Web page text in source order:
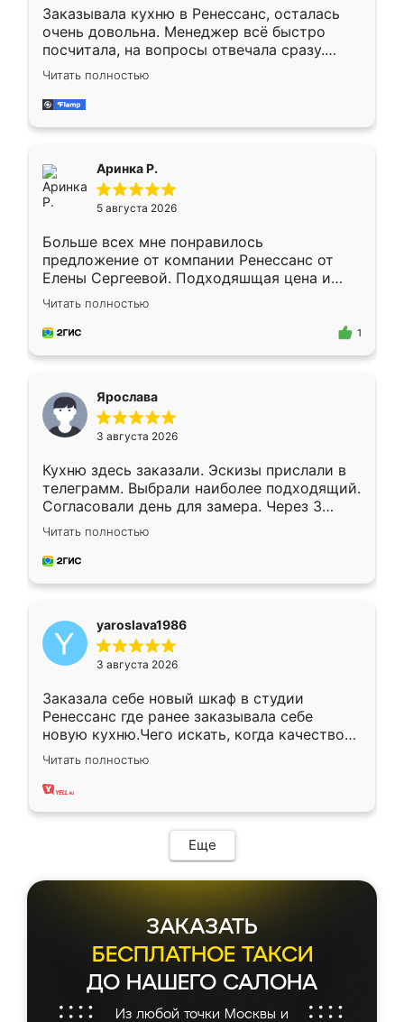
Заказывала кухню в Ренессанс, осталась
очень довольна. Менеджер всё быстро
посчитала, на вопросы отвечала сразу.
Замерщик приехал в субботу, подошёл к
делу со всей ответственностью. Собрали
за день, ребята работали аккуратно, даже
Читать полностью
Аринка Р.
5 августа 2026
Больше всех мне понравилось
предложение от компании Ренессанс от
Елены Сергеевой. Подходяшщая цена и
короткие сроки изготовления. Приехавший
для замера сотрудник Владислав
предложил по моему эскизу самый
Читать полностью
1
Ярослава
3 августа 2026
Кухню здесь заказали. Эскизы прислали в
телеграмм. Выбрали наиболее подходящий.
Согласовали день для замера. Через 3
недели кухня была уже готова. Остались
довольны работой. Спасибо Ренессанс
мебель за качественную работу!
Читать полностью
yaroslava1986
3 августа 2026
Заказала себе новый шкаф в студии
Ренессанс где ранее заказывала себе
новую кухню.Чего искать, когда качеством
вполне довольна. Служит кухня уже почти
два года, нареканий нет.
Читать полностью
Еще
ЗАКАЗАТЬ
БЕСПЛАТНОЕ ТАКСИ
ДО НАШЕГО САЛОНА
Из любой точки Москвы и